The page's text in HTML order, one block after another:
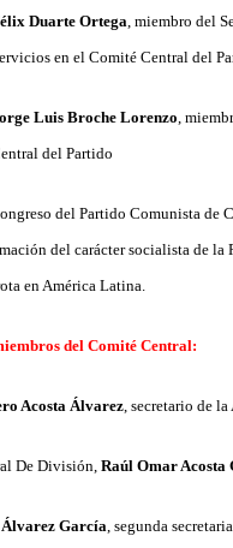
Duarte Ortega , miembro del
en el Comité Central del
Luis Broche Lorenzo ,
del Partido
del Partido Comunista de
del carácter socialista de
en América Latina.
del Comité Central:
Acosta Álvarez , secretario de
De División, Raúl Omar Acosta
García , segunda